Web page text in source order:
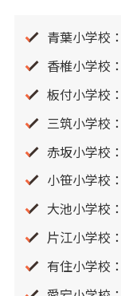
青葉小学校
香椎小学校
板付小学校
三筑小学校
赤坂小学校
小笹小学校
大池小学校
片江小学校
有住小学校